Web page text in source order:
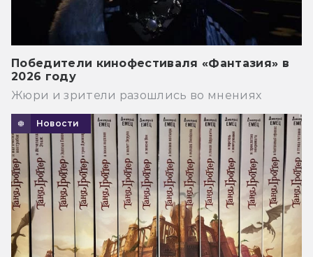
Победители кинофестиваля «Фантазия» в
2026 году
Жюри и зрители разошлись во мнениях
Новости